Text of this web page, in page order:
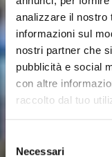
analizzare il nostro
informazioni sul
nostri partner che
pubblicità e social
con altre
raccolto dal tuo
delNecessari